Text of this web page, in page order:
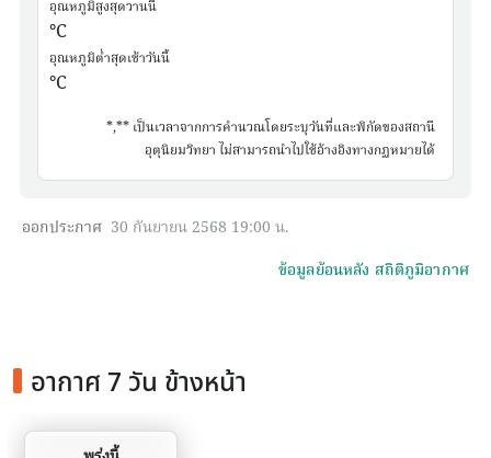
อุณหภูมิสูงสุดวานนี้
°C
อุณหภูมิต่ำสุดเช้าวันนี้
°C
*,** เป็นเวลาจากการคำนวณโดยระบุวันที่และพิกัดของสถานี
อุตุนิยมวิทยา ไม่สามารถนำไปใช้อ้างอิงทางกฏหมายได้
ออกประกาศ 30 กันยายน 2568 19:00 น.
ข้อมูลย้อนหลัง สถิติภูมิอากาศ
อากาศ 7 วัน ข้างหน้า